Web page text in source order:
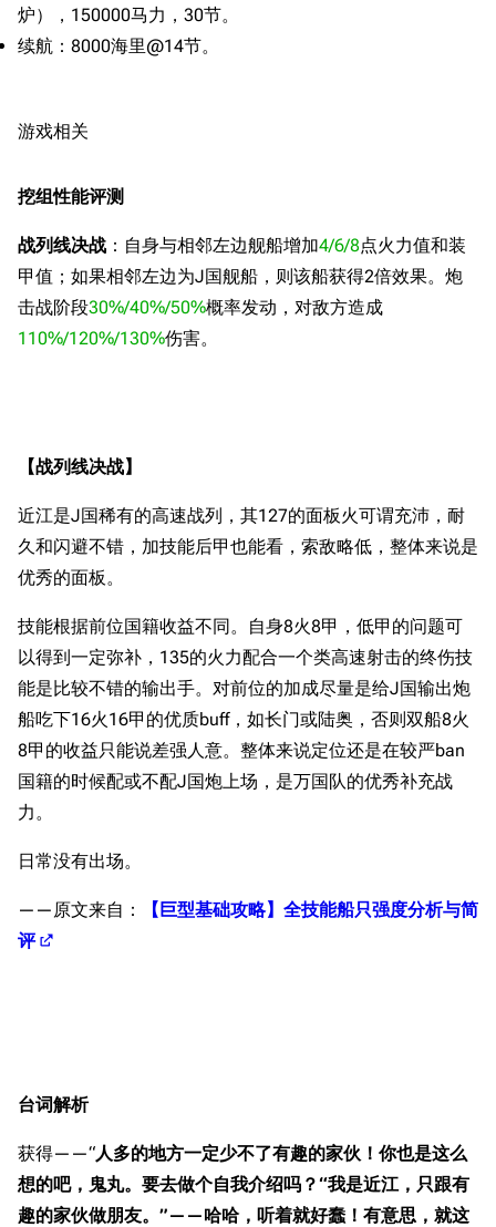
炉），150000马力，30节。
续航：8000海里@14节。
游戏相关
挖组性能评测
战列线决战 ：自身与相邻左边舰船增加4/6/8点火力值和装
甲值；如果相邻左边为J国舰船，则该船获得2倍效果。炮
击战阶段30%/40%/50%概率发动，对敌方造成
110%/120%/130%伤害。
【战列线决战】
近江是J国稀有的高速战列，其127的面板火可谓充沛，耐
久和闪避不错，加技能后甲也能看，索敌略低，整体来说是
优秀的面板。
技能根据前位国籍收益不同。自身8火8甲，低甲的问题可
以得到一定弥补，135的火力配合一个类高速射击的终伤技
能是比较不错的输出手。对前位的加成尽量是给J国输出炮
船吃下16火16甲的优质buff，如长门或陆奥，否则双船8火
8甲的收益只能说差强人意。整体来说定位还是在较严ban
国籍的时候配或不配J国炮上场，是万国队的优秀补充战
力。
日常没有出场。
——原文来自：
【巨型基础攻略】全技能船只强度分析与简
评
台词解析
获得——“人多的地方一定少不了有趣的家伙！你也是这么
想的吧，鬼丸。要去做个自我介绍吗？“我是近江，只跟有
趣的家伙做朋友。”——哈哈，听着就好蠢！有意思，就这